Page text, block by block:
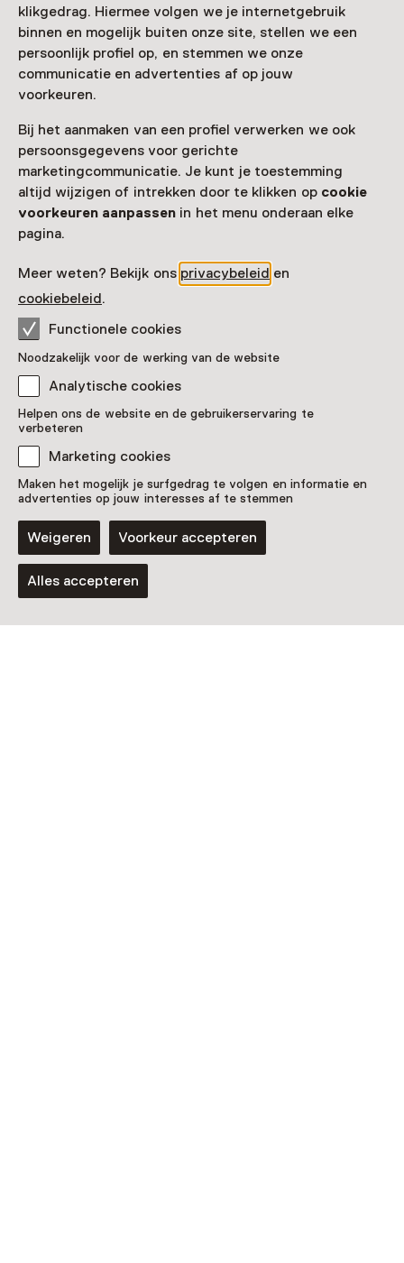
klikgedrag. Hiermee volgen we je internetgebruik
binnen en mogelijk buiten onze site, stellen we een
persoonlijk profiel op, en stemmen we onze
communicatie en advertenties af op jouw
voorkeuren.
Bij het aanmaken van een profiel verwerken we ook
persoonsgegevens voor gerichte
marketingcommunicatie. Je kunt je toestemming
altijd wijzigen of intrekken door te klikken op cookie
voorkeuren aanpassen in het menu onderaan elke
pagina.
Meer weten? Bekijk ons privacybeleid en
cookiebeleid.
Functionele cookies
Noodzakelijk voor de werking van de website
Analytische cookies
Helpen ons de website en de gebruikerservaring te
verbeteren
Marketing cookies
Maken het mogelijk je surfgedrag te volgen en informatie en
advertenties op jouw interesses af te stemmen
Weigeren Voorkeur accepteren
Alles accepteren
Tentoonstelling
DRIFT. Duin tot Doggersbank
T/m 13 september
Lezing
Auke-Florian Hiemstra: Trash of
Treasure?
Zondag 6 september van 11 tot 12 uur